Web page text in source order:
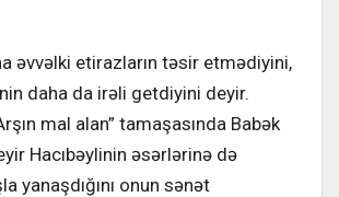
əvvəlki etirazların təsir etmədiyini,
daha da irəli getdiyini deyir.
mal alan” tamaşasında Babək
Hacıbəylinin əsərlərinə də
yanaşdığını onun sənət